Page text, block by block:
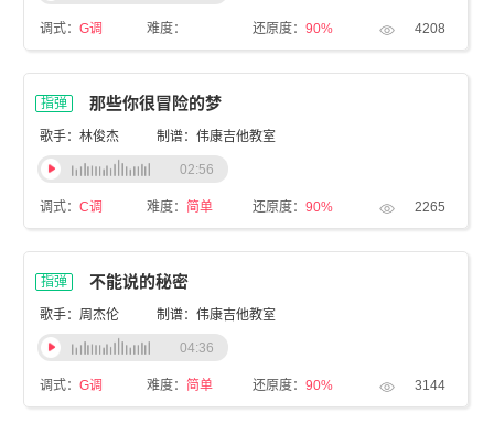
调式：G调 难度： 还原度：90% 4208
指弹 那些你很冒险的梦
歌手：林俊杰 制谱：伟康吉他教室
调式：C调 难度： 简单 还原度：90% 2265
02:56
指弹 不能说的秘密
歌手：周杰伦 制谱：伟康吉他教室
调式：G调 难度： 简单 还原度：90% 3144
04:36